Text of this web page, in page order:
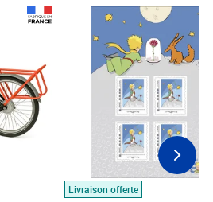
Livraison offerte
Prix 7,50€